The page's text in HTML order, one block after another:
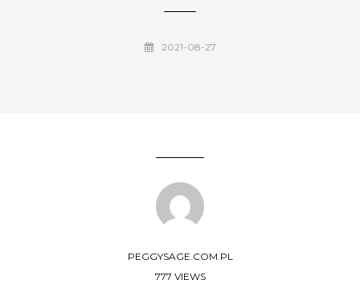
2021-08-27
PEGGYSAGE.COM.PL
777 VIEWS